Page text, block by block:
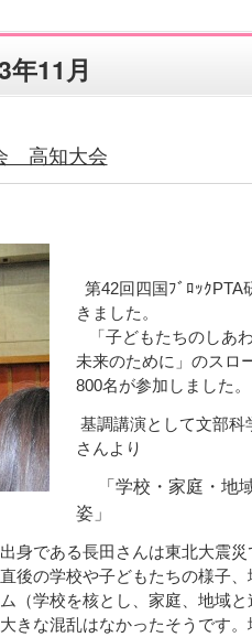
年11月
高知大会
第42回四国ﾌﾞﾛｯｸ
きました。
「子どもたちのしあ
未来のために」のスロ
800名が参加しました。
基調講演として文部
さんより
「学校・家庭・地
姿」
身である長田さんは東北大震
後の学校や子どもたちの様子
（学校を核とし、家庭、地域
きな混乱はなかったそうです